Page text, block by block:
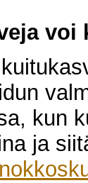
voi
kun
ja